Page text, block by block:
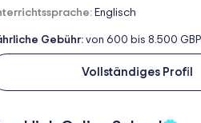
Englisch
Gebühr: von 600 bis 8.500 GBP
Vollständiges Profil